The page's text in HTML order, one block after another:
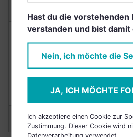
NACHHALTIGKEIT
N/A
derzeit nicht bewertet
Merken
Hast du die vorstehenden
verstanden und bist
Nein, ich möchte die
JA, ICH MÖCHTE
Ich akzeptiere einen Cookie zur
Zustimmung. Dieser Cookie wird
Datenverarbeitung verwendet.